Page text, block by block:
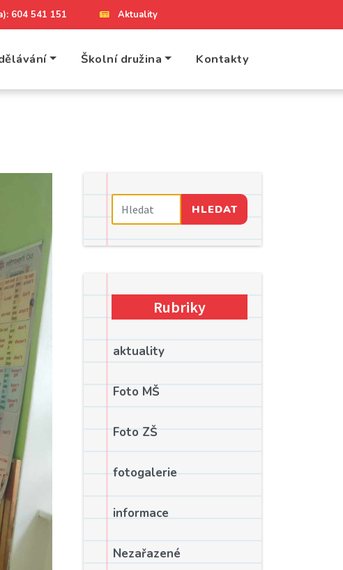
604 541 151 Aktuality
Školní družina Kontakty
HLEDAT
Rubriky
aktuality
Foto MŠ
Foto ZŠ
fotogalerie
informace
Nezařazené